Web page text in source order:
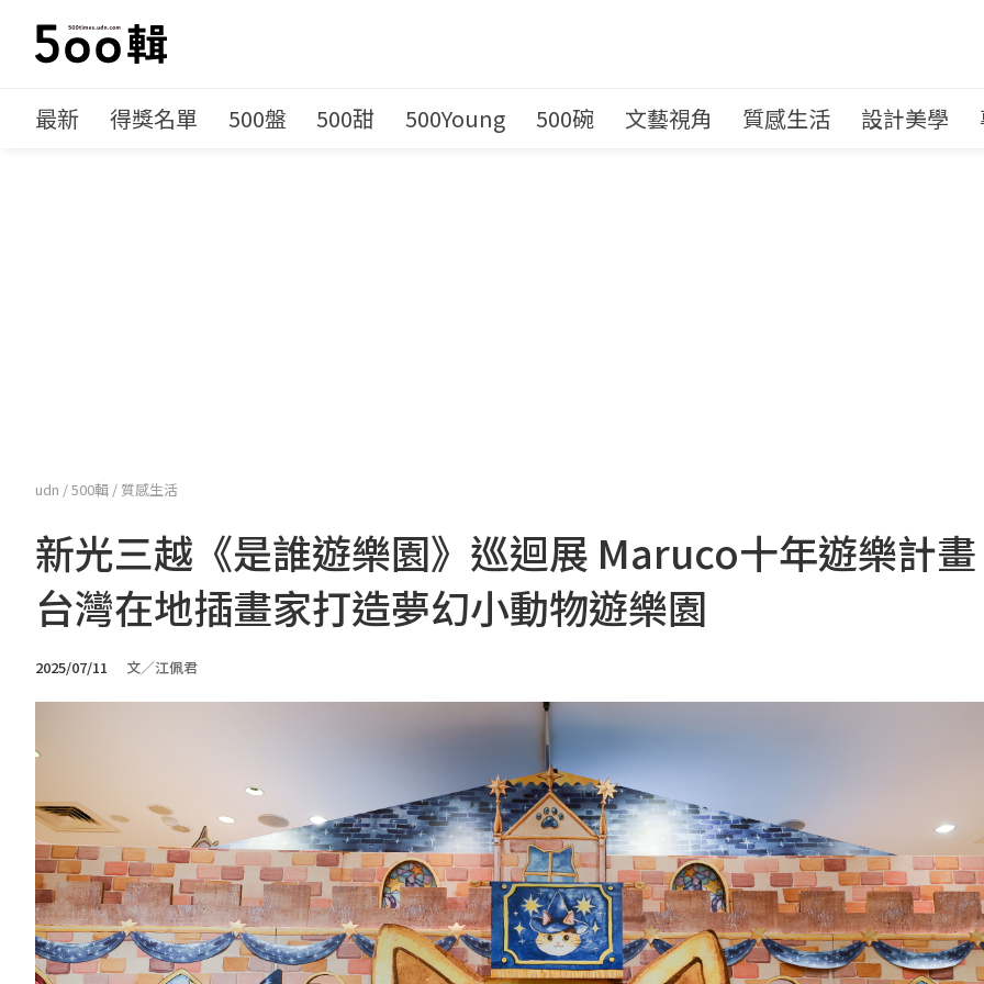
最新 得獎名單 500盤 500甜 500Young 500碗 文藝視角 質感生活 設計美學
udn /500輯 / 質感生活
新光三越《是誰遊樂園》巡迴展 Maruco十年遊樂計
台灣在地插畫家打造夢幻小動物遊樂園
2025/07/11 文／江佩君